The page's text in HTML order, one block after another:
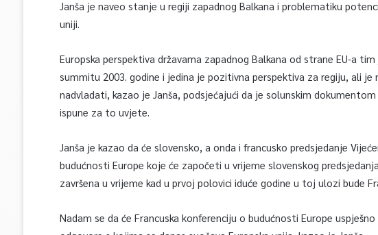
Janša je naveo stanje u regiji zapadnog Balkana i problematiku
uniji.
Europska perspektiva državama zapadnog Balkana od strane EU-a
summitu 2003. godine i jedina je pozitivna perspektiva za regiju, ali
nadvladati, kazao je Janša, podsjećajući da je solunskim
ispune za to uvjete.
Janša je kazao da će slovensko, a onda i francusko predsjedanje
budućnosti Europe koje će započeti u vrijeme slovenskog
završena u vrijeme kad u prvoj polovici iduće godine u toj ulozi bude
Nadam se da će Francuska konferenciju o budućnosti Europe